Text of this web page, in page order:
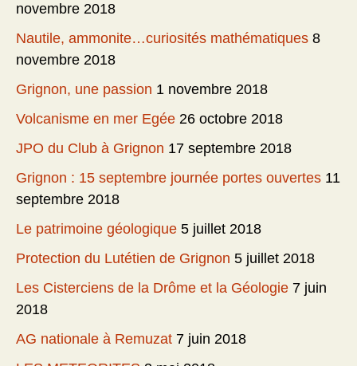
novembre 2018
Nautile, ammonite…curiosités mathématiques 8
novembre 2018
Grignon, une passion 1 novembre 2018
Volcanisme en mer Egée 26 octobre 2018
JPO du Club à Grignon 17 septembre 2018
Grignon : 15 septembre journée portes ouvertes 11
septembre 2018
Le patrimoine géologique 5 juillet 2018
Protection du Lutétien de Grignon 5 juillet 2018
Les Cisterciens de la Drôme et la Géologie 7 juin
2018
AG nationale à Remuzat 7 juin 2018